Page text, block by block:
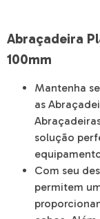
Abraçadeira
100mm
Mantenha
as
solução
Com seu
permitem